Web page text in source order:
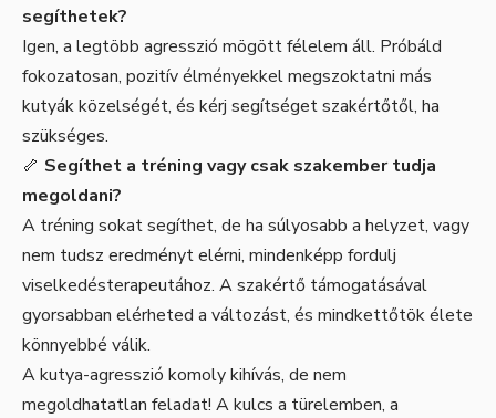
segíthetek?
Igen, a legtöbb agresszió mögött félelem áll. Próbáld
fokozatosan, pozitív élményekkel megszoktatni más
kutyák közelségét, és kérj segítséget szakértőtől, ha
szükséges.
🦴 Segíthet a tréning vagy csak szakember tudja
megoldani?
A tréning sokat segíthet, de ha súlyosabb a helyzet, vagy
nem tudsz eredményt elérni, mindenképp fordulj
viselkedésterapeutához. A szakértő támogatásával
gyorsabban elérheted a változást, és mindkettőtök élete
könnyebbé válik.
A kutya-agresszió komoly kihívás, de nem
megoldhatatlan feladat! A kulcs a türelemben, a